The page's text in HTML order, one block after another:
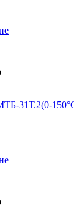
31Т.2(0-